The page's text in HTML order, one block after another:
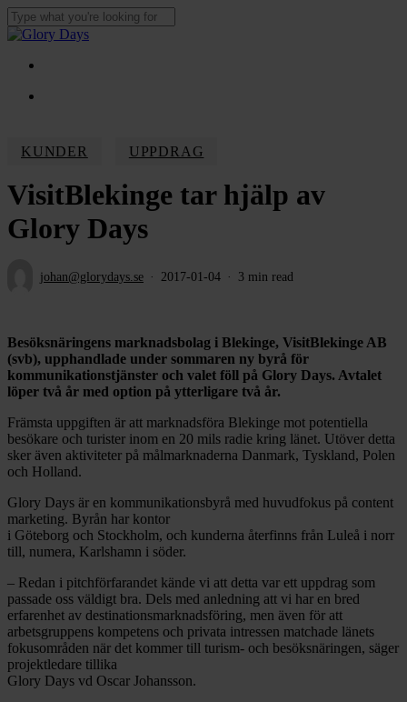
Skip
to
content
Close
Menu
KUNDER UPPDRAG
VisitBlekinge tar hjälp av
Glory Days
johan@glorydays.se 2017-01-04 3 min read
Besöksnäringens marknadsbolag i Blekinge, VisitBlekinge AB
(svb), upphandlade under sommaren ny byrå för
kommunikationstjänster och valet föll på Glory Days. Avtalet
löper två år med option på ytterligare två år.
Främsta uppgiften är att marknadsföra Blekinge mot potentiella
besökare och turister inom en 20 mils radie kring länet. Utöver detta
sker även aktiviteter på målmarknaderna Danmark, Tyskland, Polen
och Holland.
Glory Days är en kommunikationsbyrå med huvudfokus på content
marketing. Byrån har kontor
i Göteborg och Stockholm, och kunderna återfinns från Luleå i norr
till, numera, Karlshamn i söder.
– Redan i pitchförfarandet kände vi att detta var ett uppdrag som
passade oss väldigt bra. Dels med anledning att vi har en bred
erfarenhet av destinationsmarknadsföring, men även för att
arbetsgruppens kompetens och privata intressen matchade länets
fokusområden när det kommer till turism- och besöksnäringen, säger
projektledare tillika
Glory Days vd Oscar Johansson.